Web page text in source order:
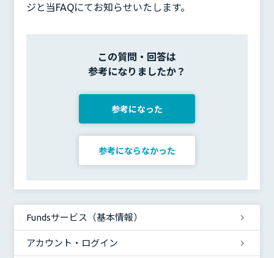
Fundsサービス（基本情報）
アカウント・ログイン
ジと当FAQにてお知らせいたします。
この質問・回答は
参考になりましたか？
参考にならなかった
参考になった